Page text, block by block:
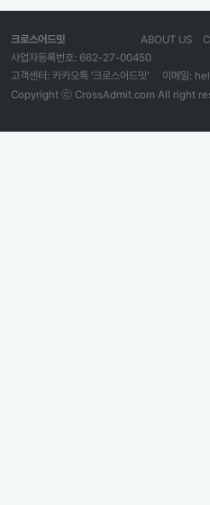
크로스어드밋
ABOUT US
사업자등록번호: 662-27-00450
고객센터: 카카오톡 '크로스어드밋'
이메일:
Copyright ⓒ CrossAdmit.com All right